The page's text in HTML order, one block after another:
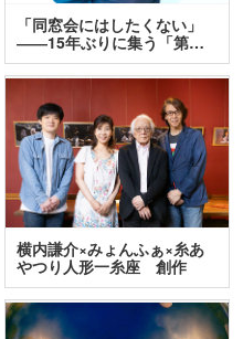
「同窓会にはしたくない」
――15年ぶりに集う「第…
横内謙介×みょんふぁ×糸あ
やつり人形一糸座 創作
人…